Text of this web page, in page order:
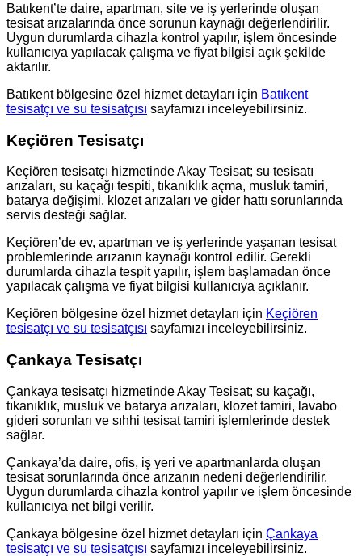
Batıkent’te daire, apartman, site ve iş yerlerinde oluşan
tesisat arızalarında önce sorunun kaynağı değerlendirilir.
Uygun durumlarda cihazla kontrol yapılır, işlem öncesinde
kullanıcıya yapılacak çalışma ve fiyat bilgisi açık şekilde
aktarılır.
Batıkent bölgesine özel hizmet detayları için Batıkent
tesisatçı ve su tesisatçısı sayfamızı inceleyebilirsiniz.
Keçiören Tesisatçı
Keçiören tesisatçı hizmetinde Akay Tesisat; su tesisatı
arızaları, su kaçağı tespiti, tıkanıklık açma, musluk tamiri,
batarya değişimi, klozet arızaları ve gider hattı sorunlarında
servis desteği sağlar.
Keçiören’de ev, apartman ve iş yerlerinde yaşanan tesisat
problemlerinde arızanın kaynağı kontrol edilir. Gerekli
durumlarda cihazla tespit yapılır, işlem başlamadan önce
yapılacak çalışma ve fiyat bilgisi kullanıcıya açıklanır.
Keçiören bölgesine özel hizmet detayları için Keçiören
tesisatçı ve su tesisatçısı sayfamızı inceleyebilirsiniz.
Çankaya Tesisatçı
Çankaya tesisatçı hizmetinde Akay Tesisat; su kaçağı,
tıkanıklık, musluk ve batarya arızaları, klozet tamiri, lavabo
gideri sorunları ve sıhhi tesisat tamiri işlemlerinde destek
sağlar.
Çankaya’da daire, ofis, iş yeri ve apartmanlarda oluşan
tesisat sorunlarında önce arızanın nedeni değerlendirilir.
Uygun durumlarda cihazla kontrol yapılır ve işlem öncesinde
kullanıcıya net bilgi verilir.
Çankaya bölgesine özel hizmet detayları için Çankaya
tesisatçı ve su tesisatçısı sayfamızı inceleyebilirsiniz.